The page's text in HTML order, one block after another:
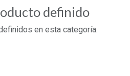
definido
en esta categoría.